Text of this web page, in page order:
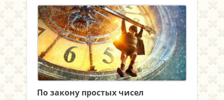
По закону простых чисел